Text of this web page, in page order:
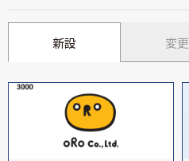
新設 変更